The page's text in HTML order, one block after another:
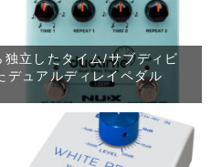
立したタイム/サブディビ
デュアルディレイペダル